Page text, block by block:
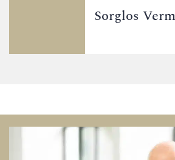
Sorglos